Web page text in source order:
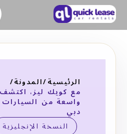
الرئيسية/المدونة/
مع كويك ليز،
واسعة من السيارات
دبي
النسخة الإنجليزية